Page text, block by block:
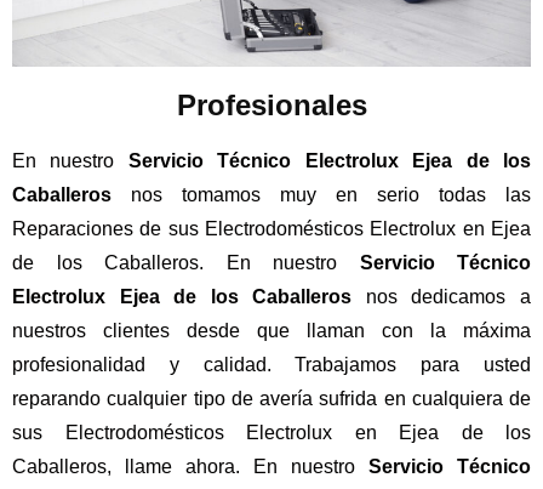
Profesionales
En nuestro Servicio Técnico Electrolux Ejea de los
Caballeros nos tomamos muy en serio todas las
Reparaciones de sus Electrodomésticos Electrolux en Ejea
de los Caballeros. En nuestro Servicio Técnico
Electrolux Ejea de los Caballeros nos dedicamos a
nuestros clientes desde que llaman con la máxima
profesionalidad y calidad. Trabajamos para usted
reparando cualquier tipo de avería sufrida en cualquiera de
sus Electrodomésticos Electrolux en Ejea de los
Caballeros, llame ahora. En nuestro Servicio Técnico